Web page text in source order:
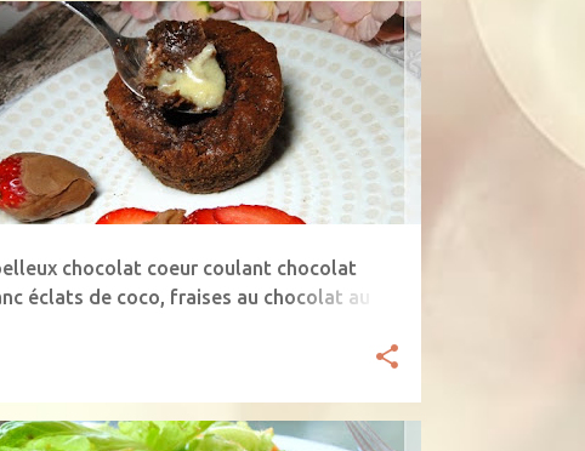
chocolat coeur coulant chocolat
éclats de coco, fraises au chocolat au
CHOCOLAT BLANC DESSERTS INDIVIDUELS
MOELLEUX RECETTES VEGETARIENNES